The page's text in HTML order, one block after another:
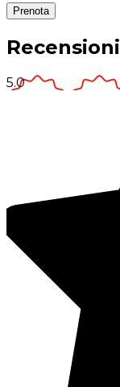
Prenota
Recensioni
5.0